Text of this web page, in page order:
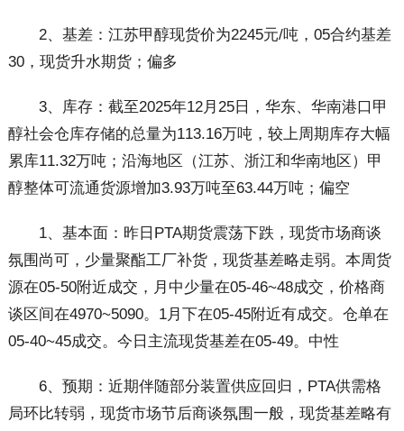
2、基差：江苏甲醇现货价为2245元/吨，05合约基差
30，现货升水期货；偏多
3、库存：截至2025年12月25日，华东、华南港口甲
醇社会仓库存储的总量为113.16万吨，较上周期库存大幅
累库11.32万吨；沿海地区（江苏、浙江和华南地区）甲
醇整体可流通货源增加3.93万吨至63.44万吨；偏空
1、基本面：昨日PTA期货震荡下跌，现货市场商谈
氛围尚可，少量聚酯工厂补货，现货基差略走弱。本周货
源在05-50附近成交，月中少量在05-46~48成交，价格商
谈区间在4970~5090。1月下在05-45附近有成交。仓单在
05-40~45成交。今日主流现货基差在05-49。中性
6、预期：近期伴随部分装置供应回归，PTA供需格
局环比转弱，现货市场节后商谈氛围一般，现货基差略有